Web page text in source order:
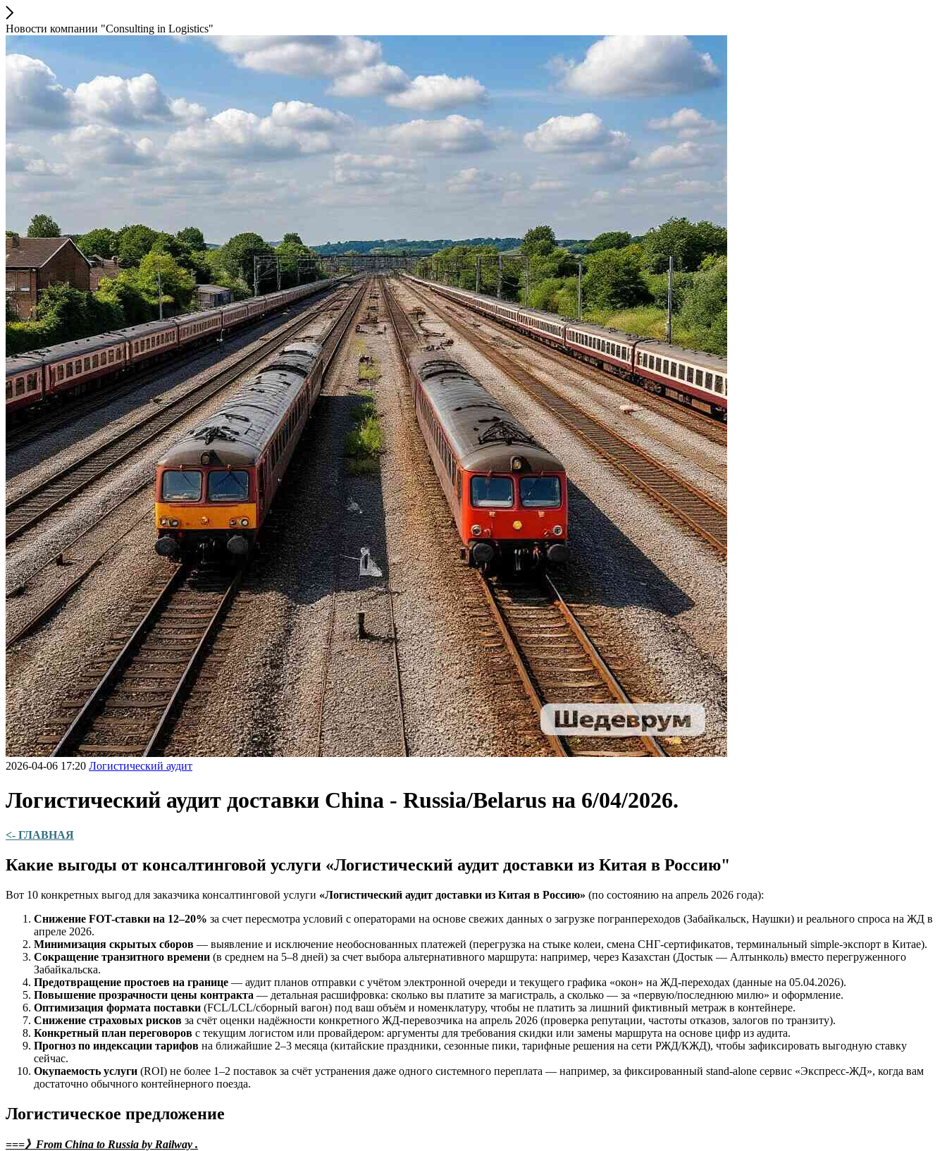
Новости компании "Consulting in Logistics"
2026-04-06 17:20 Логистический аудит
Логистический аудит доставки China - Russia/Belarus на 6/04/2026.
<- ГЛАВНАЯ
Какие выгоды от консалтинговой услуги «Логистический аудит доставки из Китая в Россию"
Вот 10 конкретных выгод для заказчика консалтинговой услуги «Логистический аудит доставки из Китая в Россию» (по состоянию на апрель 2026 года):
Снижение FOT-ставки на 12–20% за счет пересмотра условий с операторами на основе свежих данных о загрузке погранпереходов (Забайкальск, Наушки) и реального спроса на ЖД в
апреле 2026.
Минимизация скрытых сборов — выявление и исключение необоснованных платежей (перегрузка на стыке колеи, смена СНГ-сертификатов, терминальный simple-экспорт в Китае).
Сокращение транзитного времени (в среднем на 5–8 дней) за счет выбора альтернативного маршрута: например, через Казахстан (Достык — Алтынколь) вместо перегруженного
Забайкальска.
Предотвращение простоев на границе — аудит планов отправки с учётом электронной очереди и текущего графика «окон» на ЖД-переходах (данные на 05.04.2026).
Повышение прозрачности цены контракта — детальная расшифровка: сколько вы платите за магистраль, а сколько — за «первую/последнюю милю» и оформление.
Оптимизация формата поставки (FCL/LCL/сборный вагон) под ваш объём и номенклатуру, чтобы не платить за лишний фиктивный метраж в контейнере.
Снижение страховых рисков за счёт оценки надёжности конкретного ЖД-перевозчика на апрель 2026 (проверка репутации, частоты отказов, залогов по транзиту).
Конкретный план переговоров с текущим логистом или провайдером: аргументы для требования скидки или замены маршрута на основе цифр из аудита.
Прогноз по индексации тарифов на ближайшие 2–3 месяца (китайские праздники, сезонные пики, тарифные решения на сети РЖД/КЖД), чтобы зафиксировать выгодную ставку
сейчас.
Окупаемость услуги (ROI) не более 1–2 поставок за счёт устранения даже одного системного переплата — например, за фиксированный stand-alone сервис «Экспресс-ЖД», когда вам
достаточно обычного контейнерного поезда.
Логистическое предложение
===》From China to Russia by Railway .